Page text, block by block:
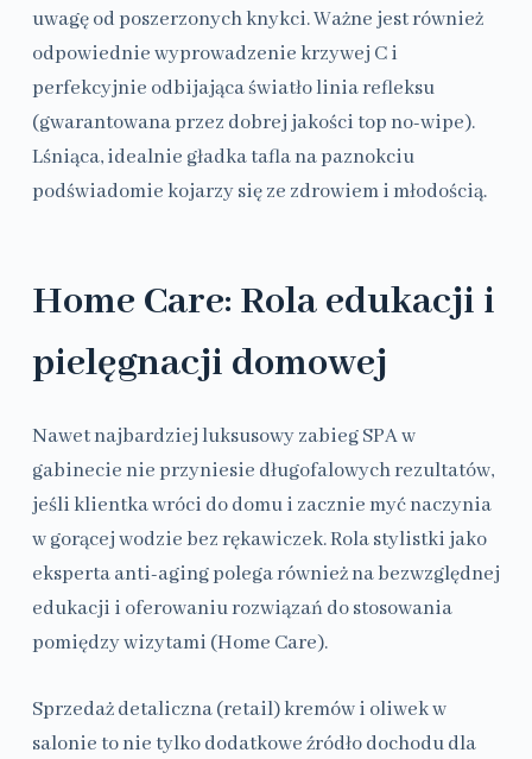
uwagę od poszerzonych knykci. Ważne jest również
odpowiednie wyprowadzenie krzywej C i
perfekcyjnie odbijająca światło linia refleksu
(gwarantowana przez dobrej jakości top no-wipe).
Lśniąca, idealnie gładka tafla na paznokciu
podświadomie kojarzy się ze zdrowiem i młodością.
Home Care: Rola edukacji i
pielęgnacji domowej
Nawet najbardziej luksusowy zabieg SPA w
gabinecie nie przyniesie długofalowych rezultatów,
jeśli klientka wróci do domu i zacznie myć naczynia
w gorącej wodzie bez rękawiczek. Rola stylistki jako
eksperta anti-aging polega również na bezwzględnej
edukacji i oferowaniu rozwiązań do stosowania
pomiędzy wizytami (Home Care).
Sprzedaż detaliczna (retail) kremów i oliwek w
salonie to nie tylko dodatkowe źródło dochodu dla